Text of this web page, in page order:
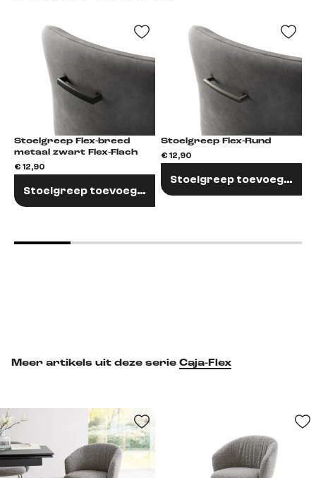
Stoelgreep Flex-breed
metaal zwart Flex-Flach
€ 12,90
Stoelgreep toevoegen
Stoelgreep Flex-Rund
€ 12,90
Stoelgreep toevoegen
Meer artikels uit deze serie Caja-Flex